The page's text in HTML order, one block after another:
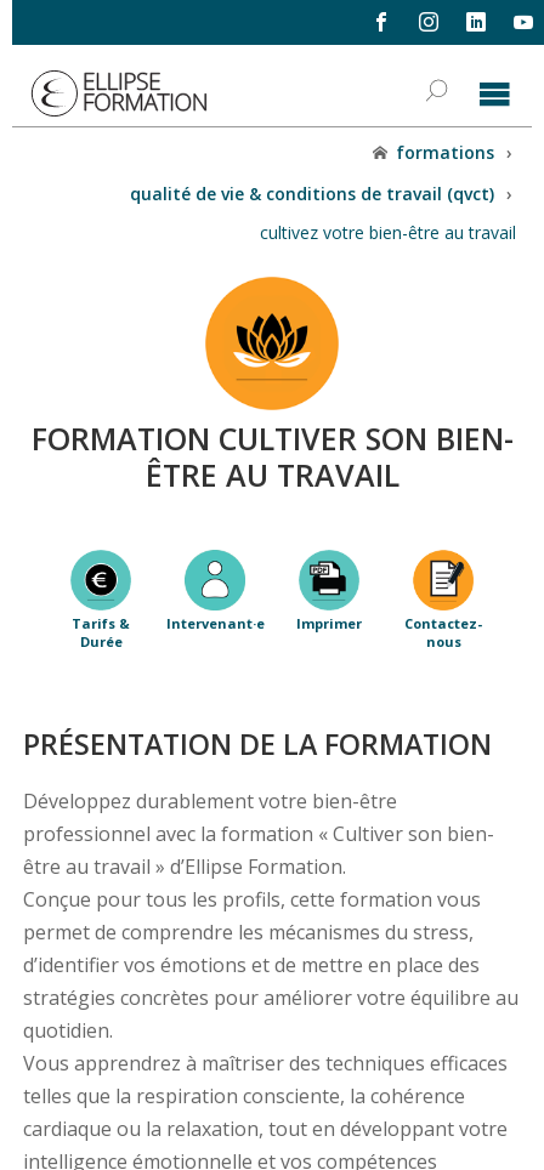
formations ›
qualité de vie & conditions de travail (qvct) ›
cultivez votre bien-être au travail
FORMATION CULTIVER SON BIEN-
ÊTRE AU TRAVAIL
Tarifs &
Durée
Intervenant·e Imprimer
Contactez-
nous
PRÉSENTATION DE LA FORMATION
Développez durablement votre bien-être
professionnel avec la formation « Cultiver son bien-
être au travail » d’Ellipse Formation.
Conçue pour tous les profils, cette formation vous
permet de comprendre les mécanismes du stress,
d’identifier vos émotions et de mettre en place des
stratégies concrètes pour améliorer votre équilibre au
quotidien.
Vous apprendrez à maîtriser des techniques efficaces
telles que la respiration consciente, la cohérence
cardiaque ou la relaxation, tout en développant votre
intelligence émotionnelle et vos compétences